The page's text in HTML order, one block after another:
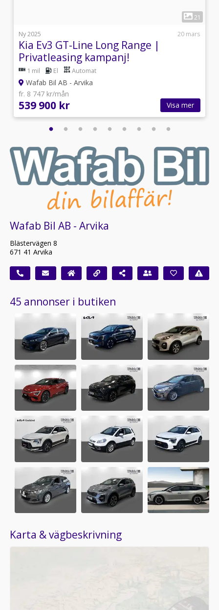
21
Ny 2025
20 mars
Kia Ev3 GT-Line Long Range |
Privatleasing kampanj!
1 mil El Automat
Wafab Bil AB - Arvika
fr. 8 747 kr/mån
539 900 kr Visa mer
Wafab Bil AB - Arvika
Blästervägen 8
671 41 Arvika
45 annonser i butiken
Karta & vägbeskrivning